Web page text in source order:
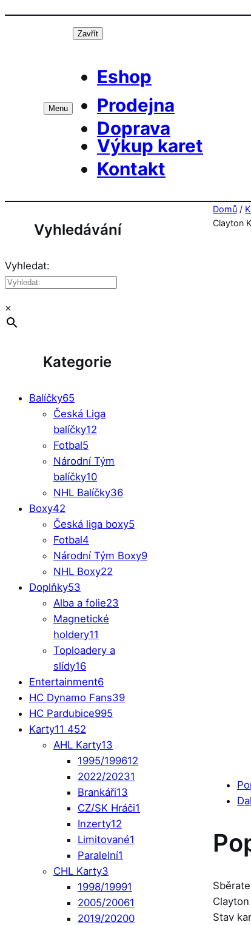
Přeskočit
Menu
Zavřít
Eshop
Prodejna
Doprava
Výkup karet
Kontakt
Vyhledávání
Vyhledat:
×
Kategorie
Balíčky65
Česká Liga
balíčky12
Fotbal5
Národní Tým
balíčky10
NHL Balíčky36
Boxy42
Česká liga boxy5
Fotbal4
Národní Tým Boxy9
NHL Boxy22
Doplňky53
Alba a folie23
Magnetické
holdery11
Toploadery a
slídy16
Entertainment6
HC Dynamo Fans39
HC Pardubice995
Karty11 452
AHL Karty13
1995/199612
2022/20231
Brankáři13
CZ/SK Hráči1
Inzerty12
Limitované1
Paralelní1
CHL Karty3
1998/19991
2005/20061
2019/20200
Domů /
Clayton
Stav